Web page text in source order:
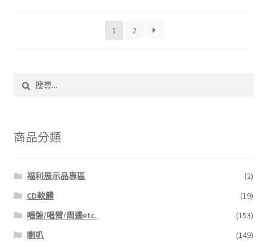
項
序
1 2
字:
商品分類
福利展示品專區
(2)
CD軟體
(19)
唱盤/唱臂/周邊etc.
(153)
喇叭
(149)